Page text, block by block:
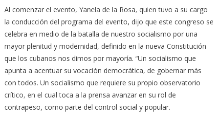
Al comenzar el evento, Yanela de la Rosa, quien tuvo a su cargo
la conducción del programa del evento, dijo que este congreso se
celebra en medio de la batalla de nuestro socialismo por una
mayor plenitud y modernidad, definido en la nueva Constitución
que los cubanos nos dimos por mayoría. “Un socialismo que
apunta a acentuar su vocación democrática, de gobernar más
con todos. Un socialismo que requiere su propio observatorio
crítico, en el cual toca a la prensa avanzar en su rol de
contrapeso, como parte del control social y popular.